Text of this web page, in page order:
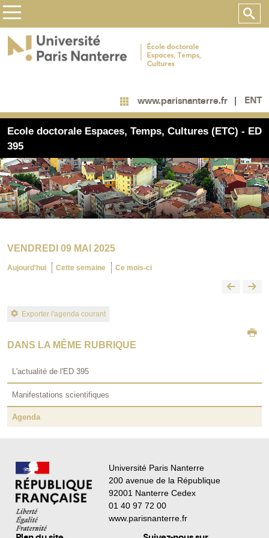
www.parisnanterre.fr ENT
Ecole doctorale Espaces, Temps, Cultures (ETC) - ED
395
VENDREDI 09 MAI 2025
Aujourd'hui Cette semaine Ce mois-ci
Exporter l'agenda courant
DANS LA MÊME RUBRIQUE
L'actualité de l'ED 395
Manifestations scientifiques
Agenda
Université Paris Nanterre
200 avenue de la République
92001 Nanterre Cedex
01 40 97 72 00
www.parisnanterre.fr